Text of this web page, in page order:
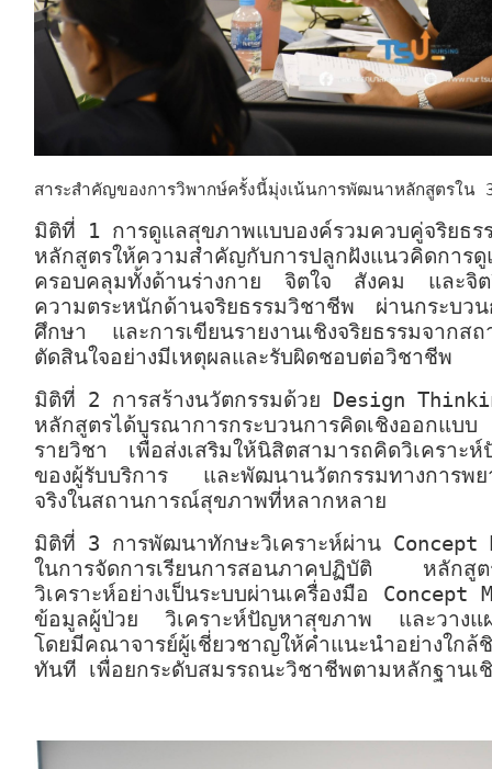
สาระสำคัญของการวิพากษ์ครั้งนี้มุ่งเน้นการพัฒนาหลักสูตรใ
มิติที่ 1 การดูแลสุขภาพแบบองค์รวมควบคู่จริยธร
หลักสูตรให้ความสำคัญกับการปลูกฝังแนวคิดการดู
ครอบคลุมทั้งด้านร่างกาย จิตใจ สังคม และจิ
ความตระหนักด้านจริยธรรมวิชาชีพ ผ่านกระบว
ศึกษา และการเขียนรายงานเชิงจริยธรรมจาก
ตัดสินใจอย่างมีเหตุผลและรับผิดชอบต่อวิชาชีพ
มิติที่ 2 การสร้างนวัตกรรมด้วย Design
หลักสูตรได้บูรณาการกระบวนการคิดเชิงออกแ
รายวิชา เพื่อส่งเสริมให้นิสิตสามารถคิดวิเคราะ
ของผู้รับบริการ และพัฒนานวัตกรรมทางการพย
จริงในสถานการณ์สุขภาพที่หลากหลาย
มิติที่ 3 การพัฒนาทักษะวิเคราะห์ผ่าน Concept
ในการจัดการเรียนการสอนภาคปฏิบัติ หลักสูต
วิเคราะห์อย่างเป็นระบบผ่านเครื่องมือ Concept
ข้อมูลผู้ป่วย วิเคราะห์ปัญหาสุขภาพ และวางแผ
โดยมีคณาจารย์ผู้เชี่ยวชาญให้คำแนะนำอย่างใก
ทันที เพื่อยกระดับสมรรถนะวิชาชีพตามหลักฐานเ